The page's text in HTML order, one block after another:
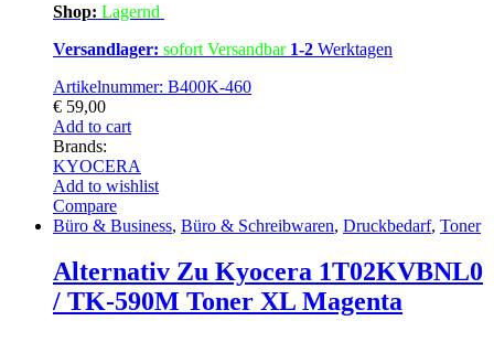
Shop: Lagernd
Versandlager: sofort Versandbar 1-2 Werktagen
Artikelnummer: B400K-460
€ 59,00
Add to cart
Brands:
KYOCERA
Add to wishlist
Compare
Büro & Business, Büro & Schreibwaren, Druckbedarf, Toner
Alternativ Zu Kyocera 1T02KVBNL0
/ TK-590M Toner XL Magenta